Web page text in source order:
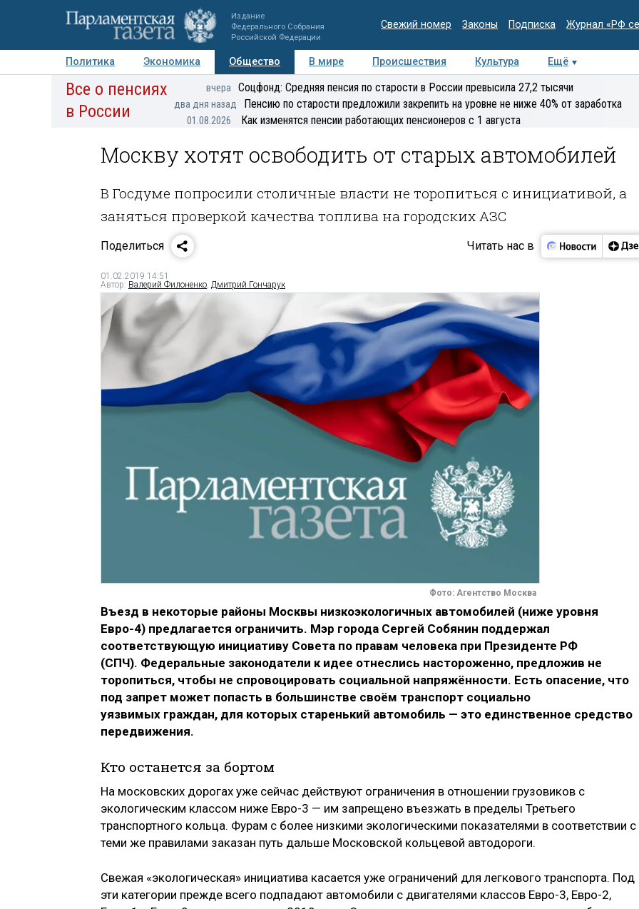
Издание
Федерального Собрания
Российской Федерации
Свежий номер Законы Подписка Журнал «РФ
Политика Экономика Общество В мире Происшествия Культура
Ещё
Авторы Персоны Мнения Регионы Медиацентр Интервью Колумнисты
Все о пенсиях
в России
вчера Соцфонд: Средняя пенсия по старости в России превысила 27,2 тысячи
два дня назад Пенсию по старости предложили закрепить на уровне не ниже 40% от заработка
01.08.2026 Как изменятся пенсии работающих пенсионеров с 1 августа
Москву хотят освободить от старых автомобилей
В Госдуме попросили столичные власти не торопиться с инициативой, а
заняться проверкой качества топлива на городских АЗС
Поделиться Читать нас в
01.02.2019 14:51
Автор: Валерий Филоненко Дмитрий Гончарук
Фото: Агентство Москва
Въезд в некоторые районы Москвы низкоэкологичных автомобилей (ниже уровня
Евро-4) предлагается ограничить. Мэр города Сергей Собянин поддержал
соответствующую инициативу Совета по правам человека при Президенте РФ
(СПЧ). Федеральные законодатели к идее отнеслись настороженно, предложив не
торопиться, чтобы не спровоцировать социальной напряжённости. Есть опасение, что
под запрет может попасть в большинстве своём транспорт социально
уязвимых граждан, для которых старенький автомобиль — это единственное средство
передвижения.
Кто останется за бортом
На московских дорогах уже сейчас действуют ограничения в отношении грузовиков с
экологическим классом ниже Евро-3 — им запрещено въезжать в пределы Третьего
транспортного кольца. Фурам с более низкими экологическими показателями в соответствии с
теми же правилами заказан путь дальше Московской кольцевой автодороги.
Свежая «экологическая» инициатива касается уже ограничений для легкового транспорта. Под
эти категории прежде всего подпадают автомобили с двигателями классов Евро-3, Евро-2,